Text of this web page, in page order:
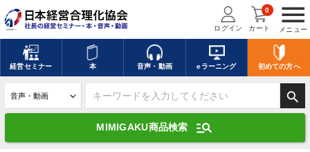
menu
メニュー
ログイン カート
0
経営セミナー 本 音声・動画 eラーニング 初めての方へ
search
MIMIGAKU商品検索 manage_search
キーワードを入力して探す
デジタル版対応のみ検索結果に表示する